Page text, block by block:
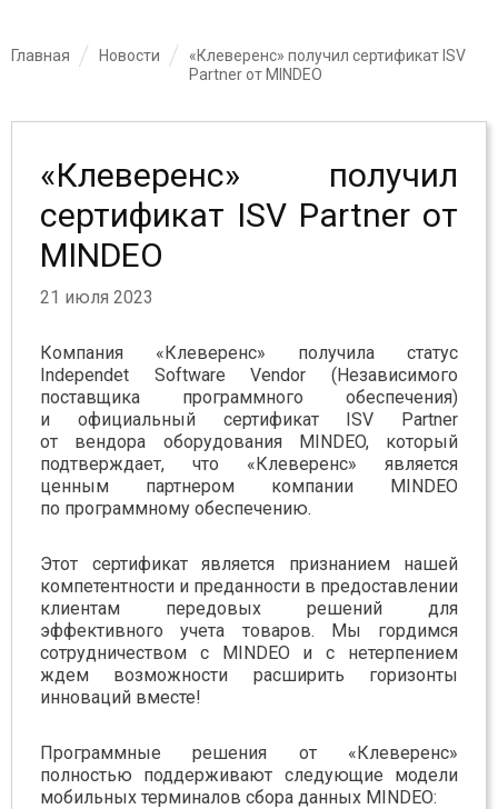
Главная Новости
«Клеверенс» получил сертификат ISV
Partner от MINDEO
«Клеверенс» получил
сертификат ISV Partner от
MINDEO
21 июля 2023
Компания «Клеверенс» получила статус
Independet Software Vendor (Независимого
поставщика программного обеспечения)
и официальный сертификат ISV Partner
от вендора оборудования MINDEO, который
подтверждает, что «Клеверенс» является
ценным партнером компании MINDEO
по программному обеспечению.
Этот сертификат является признанием нашей
компетентности и преданности в предоставлении
клиентам передовых решений для
эффективного учета товаров. Мы гордимся
сотрудничеством с MINDEO и с нетерпением
ждем возможности расширить горизонты
инноваций вместе!
Программные решения от «Клеверенс»
полностью поддерживают следующие модели
мобильных терминалов сбора данных MINDEO: